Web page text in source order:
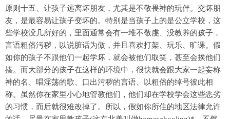
原则十五、让孩子远离坏朋友，尤其是不敬畏神的玩伴。交坏朋
友，是最容易让孩子变坏的。特别是当孩子上的是公立学校，这
些学校没几所好的，里面通常会有一堆不敬虔、没教养的孩子，
言语粗俗污秽，以说脏话为傲，并且喜欢打架、玩乐、旷课。假
如你的孩子不跟他们一起学坏，就会被他们取笑，甚至会挨他们
揍。而大部分的孩子在这样的环境中，很快就会跟大家一起妄称
神的名、唱淫荡的歌、口出污秽的言语、以粗俗的绰号彼此相
称。虽然你在家里小心地管教他们，他们却在学校学会这些恶劣
的习惯，而后就很难改掉了。所以，假如你所住的地区法律允许